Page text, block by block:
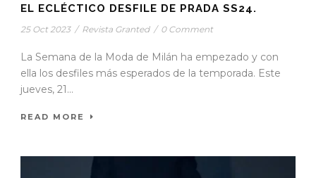
EL ECLÉCTICO DESFILE DE PRADA SS24.
25 Oct 2023 / Revista Granted / 0 Comment
La Semana de la Moda de Milán ha empezado y con
ella los desfiles más esperados de la temporada. Este
jueves, 21...
READ MORE